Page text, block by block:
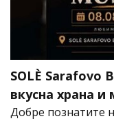
SOLÈ Sarafovo
вкусна храна и
Добре познатите